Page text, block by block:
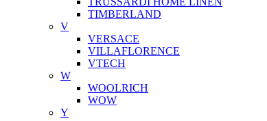
TIMBERLAND
V
VERSACE
VILLAFLORENCE
VTECH
W
WOOLRICH
WOW
Y